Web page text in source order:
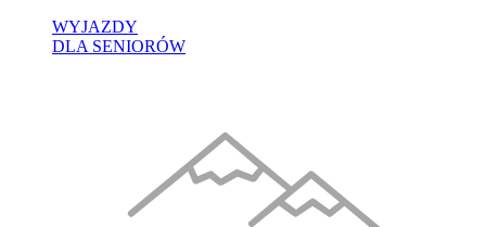
WYJAZDY
DLA SENIORÓW